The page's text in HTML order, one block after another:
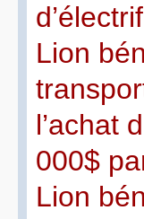
Lion
l’achat
000$
Lion